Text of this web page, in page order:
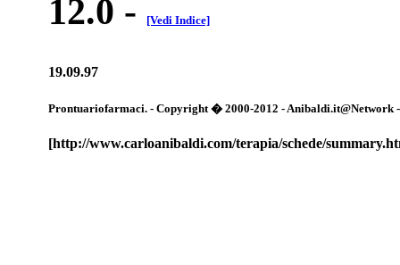
12.0 - [Vedi Indice]
19.09.97
Prontuariofarmaci. - Copyright � 2000-2012 -
[http://www.carloanibaldi.com/terapia/schede/